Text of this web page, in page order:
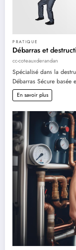
PRATIQUE
Débarras et
cc-coteauxderandan
Sрéсіаlіѕé dаnѕ la
Débarras Séсurе bаѕéе
En savoir plus